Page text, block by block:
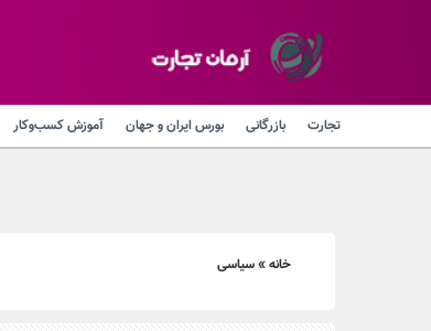
تجارت بازرگانی بورس ایران و جهان آموزش کسب‌وکار
خانه»سیاسی